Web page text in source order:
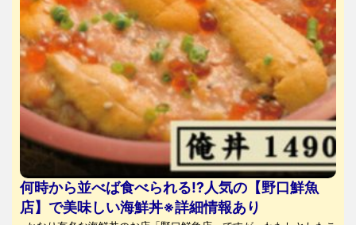
何時から並べば食べられる⁉人気の【野口鮮魚
店】で美味しい海鮮丼※詳細情報あり